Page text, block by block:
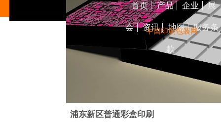
浦东新区普通彩盒印刷
首页 产品 企业 展
会 资讯 地图 服务条
款
中国印刷包装网